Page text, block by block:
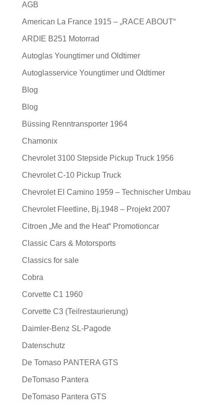
AGB
American La France 1915 – „RACE ABOUT“
ARDIE B251 Motorrad
Autoglas Youngtimer und Oldtimer
Autoglasservice Youngtimer und Oldtimer
Blog
Blog
Büssing Renntransporter 1964
Chamonix
Chevrolet 3100 Stepside Pickup Truck 1956
Chevrolet C-10 Pickup Truck
Chevrolet El Camino 1959 – Technischer Umbau
Chevrolet Fleetline, Bj.1948 – Projekt 2007
Citroen „Me and the Heat“ Promotioncar
Classic Cars & Motorsports
Classics for sale
Cobra
Corvette C1 1960
Corvette C3 (Teilrestaurierung)
Daimler-Benz SL-Pagode
Datenschutz
De Tomaso PANTERA GTS
DeTomaso Pantera
DeTomaso Pantera GTS